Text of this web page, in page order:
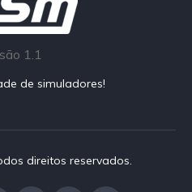
1.1
de simuladores!
direitos reservados.